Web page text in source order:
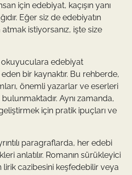
için edebiyat, kaçışın yanı
Eğer siz de edebiyatın
istiyorsanız, işte size
okuyuculara edebiyat
bir kaynaktır. Bu rehberde,
önemli yazarlar ve eserleri
bulunmaktadır. Aynı zamanda,
geliştirmek için pratik ipuçları ve
paragraflarda, her edebi
anlatılır. Romanın sürükleyici
lirik cazibesini keşfedebilir veya